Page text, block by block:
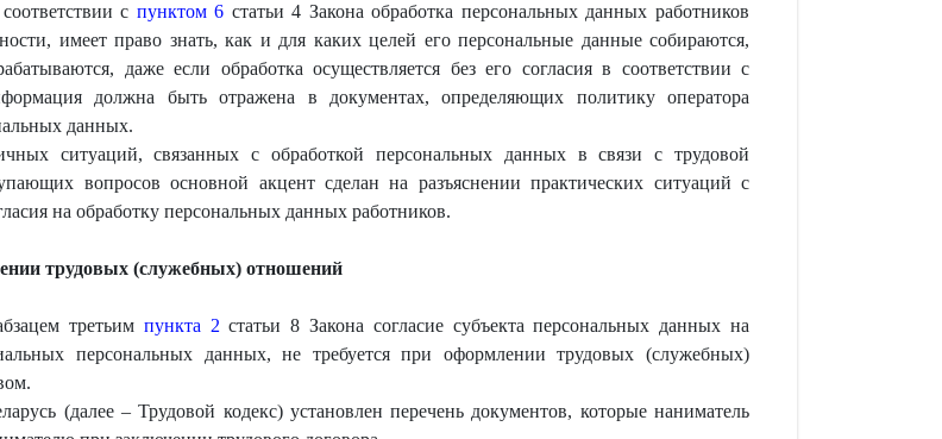
с пунктом 6 статьи 4 Закона обработка персональных данных работников
имеет право знать, как и для каких целей его персональные данные собираются,
даже если обработка осуществляется без его согласия в соответствии с
должна быть отражена в документах, определяющих политику оператора
данных.
ситуаций, связанных с обработкой персональных данных в связи с трудовой
вопросов основной акцент сделан на разъяснении практических ситуаций с
на обработку персональных данных работников.
трудовых (служебных) отношений
третьим пункта 2 статьи 8 Закона согласие субъекта персональных данных на
персональных данных, не требуется при оформлении трудовых (служебных)
(далее – Трудовой кодекс) установлен перечень документов, которые наниматель